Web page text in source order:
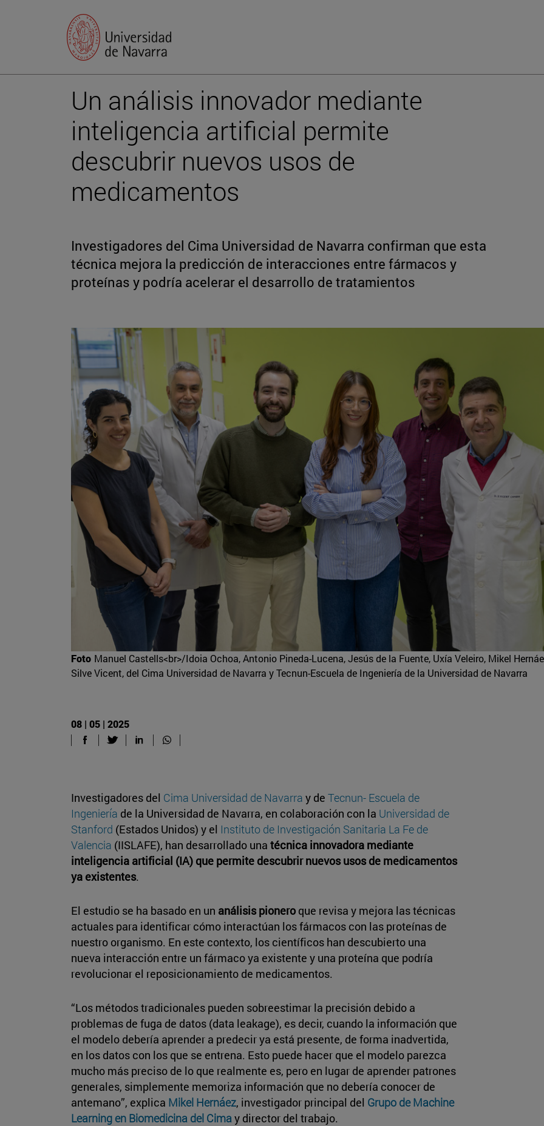
Un análisis innovador mediante
inteligencia artificial permite
descubrir nuevos usos de
medicamentos
Investigadores del Cima Universidad de Navarra confirman que esta
técnica mejora la predicción de interacciones entre fármacos y
proteínas y podría acelerar el desarrollo de tratamientos
Foto Manuel Castells<br>/Idoia Ochoa, Antonio Pineda-Lucena, Jesús de la Fuente, Uxía Veleiro, Mikel
Silve Vicent, del Cima Universidad de Navarra y Tecnun-Escuela de Ingeniería de la Universidad de Navarra
08 | 05 | 2025
Investigadores del Cima Universidad de Navarra y de Tecnun- Escuela de
Ingeniería de la Universidad de Navarra, en colaboración con la Universidad de
Stanford (Estados Unidos) y el Instituto de Investigación Sanitaria La Fe de
Valencia (IISLAFE), han desarrollado una técnica innovadora mediante
inteligencia artificial (IA) que permite descubrir nuevos usos de medicamentos
ya existentes.
El estudio se ha basado en un análisis pionero que revisa y mejora las técnicas
actuales para identificar cómo interactúan los fármacos con las proteínas de
nuestro organismo. En este contexto, los científicos han descubierto una
nueva interacción entre un fármaco ya existente y una proteína que podría
revolucionar el reposicionamiento de medicamentos.
“Los métodos tradicionales pueden sobreestimar la precisión debido a
problemas de fuga de datos (data leakage), es decir, cuando la información que
el modelo debería aprender a predecir ya está presente, de forma inadvertida,
en los datos con los que se entrena. Esto puede hacer que el modelo parezca
mucho más preciso de lo que realmente es, pero en lugar de aprender patrones
generales, simplemente memoriza información que no debería conocer de
antemano”, explica Mikel Hernáez, investigador principal del Grupo de Machine
Learning en Biomedicina del Cimay director del trabajo.